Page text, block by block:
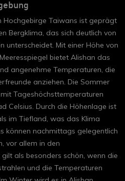
Hochgebirge Taiwans ist geprägt
Bergklima, das sich deutlich von
unterscheidet. Mit einer Höhe von
bietet Alishan das
angenehme Temperaturen, die
anziehen. Die Sommer
Tageshöchsttemperaturen
Celsius. Durch die Höhenlage ist
im Tiefland, was das Klima
können nachmittags gelegentlich
vor allem in den
als besonders schön, wenn die
und die Temperaturen